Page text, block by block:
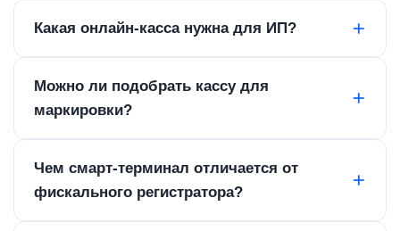
Какая онлайн-касса нужна для ИП?
Можно ли подобрать кассу для
маркировки?
Чем смарт-терминал отличается от
фискального регистратора?